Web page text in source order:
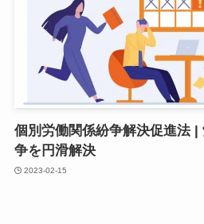
個別労働関係紛争解決促進法 |
争を円滑解決
2023-02-15